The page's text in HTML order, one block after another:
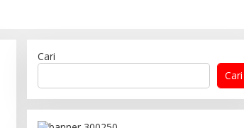
Cari
Cari